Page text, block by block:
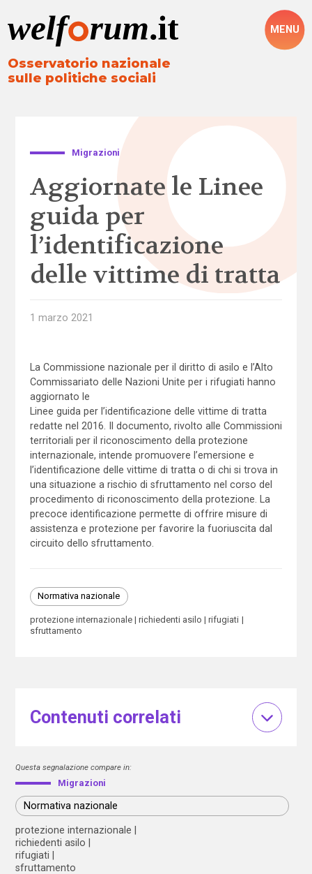
Osservatorio nazionale
sulle politiche sociali
MENU
Migrazioni
Aggiornate le Linee
guida per
l’identificazione
delle vittime di tratta
1 marzo 2021
La Commissione nazionale per il diritto di asilo e l’Alto
Commissariato delle Nazioni Unite per i rifugiati hanno
aggiornato le
Linee guida per l’identificazione delle vittime di tratta
redatte nel 2016. Il documento, rivolto alle Commissioni
territoriali per il riconoscimento della protezione
internazionale, intende promuovere l’emersione e
l’identificazione delle vittime di tratta o di chi si trova in
una situazione a rischio di sfruttamento nel corso del
procedimento di riconoscimento della protezione. La
precoce identificazione permette di offrire misure di
assistenza e protezione per favorire la fuoriuscita dal
circuito dello sfruttamento.
Normativa nazionale
protezione internazionale richiedenti asilo
rifugiati
sfruttamento
Contenuti correlati
Questa segnalazione compare in:
Migrazioni
Normativa nazionale
protezione internazionale
richiedenti asilo
rifugiati
sfruttamento